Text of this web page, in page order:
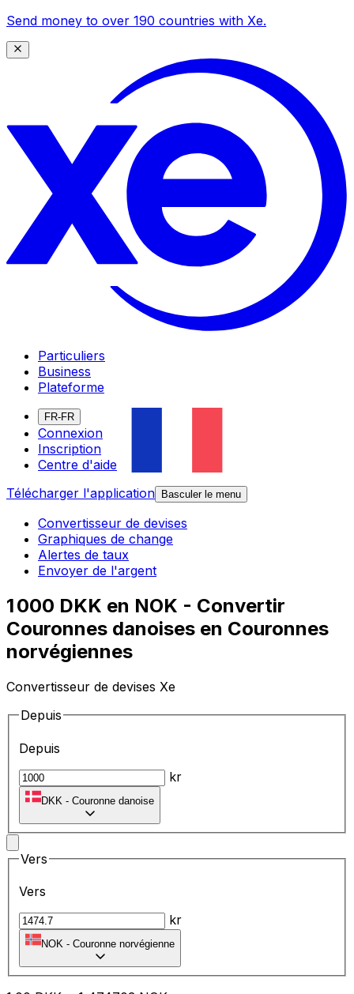
Send money to over 190 countries with Xe.
Particuliers
Business
Plateforme
FR-FR
Connexion
Inscription
Centre d'aide
Télécharger l'application
Basculer le menu
Convertisseur de devises
Graphiques de change
Alertes de taux
Envoyer de l'argent
1 000 DKK en NOK - Convertir
Couronnes danoises en Couronnes
norvégiennes
Convertisseur de devises Xe
Depuis
Depuis
kr
DKK - Couronne danoise
Vers
Vers
kr
NOK - Couronne norvégienne